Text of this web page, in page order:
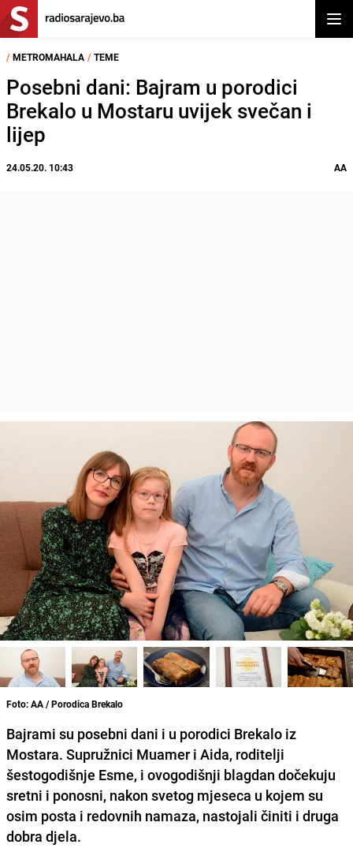
/ METROMAHALA / TEME
Posebni dani: Bajram u porodici
Brekalo u Mostaru uvijek svečan i
lijep
24.05.20. 10:43 AA
Foto: AA / Porodica Brekalo
Bajrami su posebni dani i u porodici Brekalo iz
Mostara. Supružnici Muamer i Aida, roditelji
šestogodišnje Esme, i ovogodišnji blagdan dočekuju
sretni i ponosni, nakon svetog mjeseca u kojem su
osim posta i redovnih namaza, nastojali činiti i druga
dobra djela.